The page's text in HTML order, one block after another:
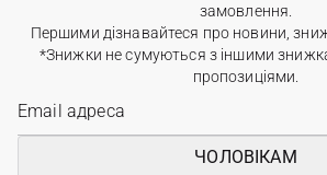
замовлення.
Першими дізнавайтеся про новини,
*Знижки не сумуються з іншими
пропозиціями.
ЧОЛОВІКАМ